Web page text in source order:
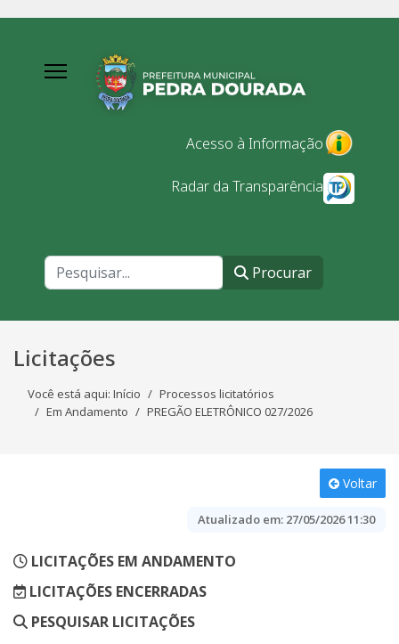
Acesso à Informação
Radar da Transparência
Procurar
Licitações
Você está aqui: Início
Processos licitatórios
Em Andamento
PREGÃO ELETRÔNICO 027/2026
Voltar
Atualizado em: 27/05/2026 11:30
LICITAÇÕES EM ANDAMENTO
LICITAÇÕES ENCERRADAS
PESQUISAR LICITAÇÕES